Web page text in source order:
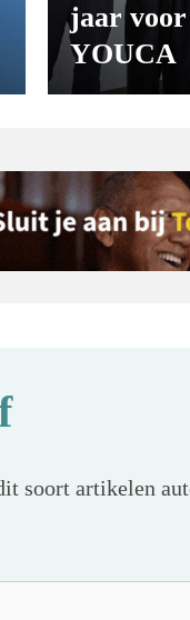
jaar voor
YOUCA
soort artikelen